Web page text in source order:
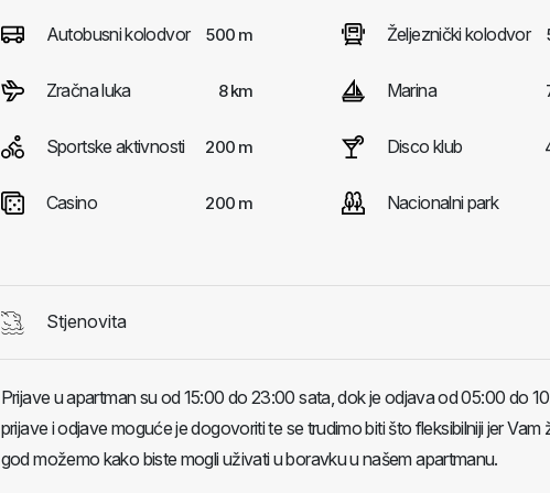
Autobusni kolodvor 500 m Željeznički kolodvor
Zračna luka 8 km Marina
Sportske aktivnosti 200 m Disco klub
Casino 200 m Nacionalni park
Stjenovita
Prijave u apartman su od 15:00 do 23:00 sata, dok je odjava od 05:00 do
prijave i odjave moguće je dogovoriti te se trudimo biti što fleksibilniji jer
god možemo kako biste mogli uživati ​​u boravku u našem apartmanu.